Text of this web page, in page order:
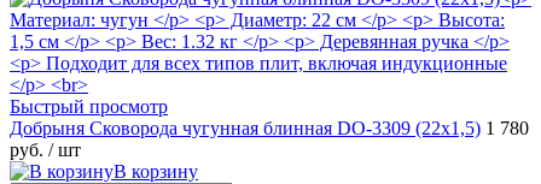
Быстрый просмотр
Добрыня Сковорода чугунная блинная DO-3309 (22х1,5) 1 780
руб. / шт
В корзину